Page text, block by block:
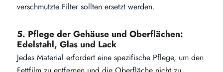
verschmutzte Filter sollten ersetzt werden.
5. Pflege der Gehäuse und Oberflächen:
Edelstahl, Glas und Lack
Jedes Material erfordert eine spezifische Pflege, um den